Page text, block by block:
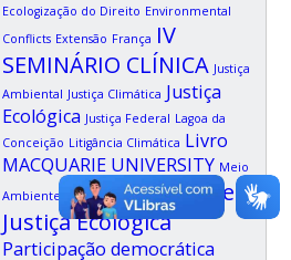
Ecologização do Direito Environmental
Conflicts Extensão França IV
SEMINÁRIO CLÍNICA Justiça
Ambiental Justiça Climática Justiça
Ecológica Justiça Federal Lagoa da
Conceição Litigância Climática Livro
MACQUARIE UNIVERSITY Meio
Ambiente
Observatório de
Justiça Ecológica
Participação democrática